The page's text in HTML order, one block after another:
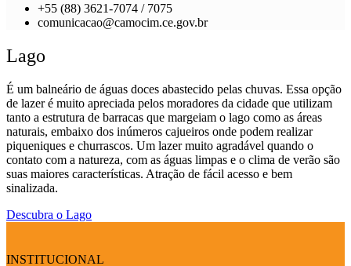
+55 (88) 3621-7074 / 7075
comunicacao@camocim.ce.gov.br
Lago
É um balneário de águas doces abastecido pelas chuvas. Essa opção
de lazer é muito apreciada pelos moradores da cidade que utilizam
tanto a estrutura de barracas que margeiam o lago como as áreas
naturais, embaixo dos inúmeros cajueiros onde podem realizar
piqueniques e churrascos. Um lazer muito agradável quando o
contato com a natureza, com as águas limpas e o clima de verão são
suas maiores características. Atração de fácil acesso e bem
sinalizada.
Descubra o Lago
INSTITUCIONAL